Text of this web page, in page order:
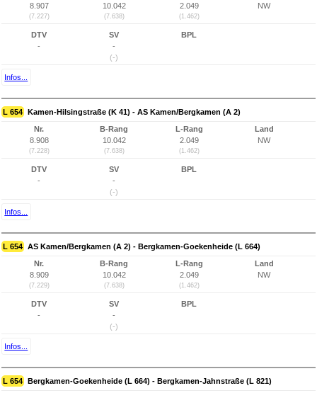
8.907
(7.227)
10.042
(7.638)
2.049
(1.462)
NW
DTV
-
SV
-
(-)
BPL
Infos...
L 654 Kamen-Hilsingstraße (K 41) - AS Kamen/Bergkamen (A 2)
Nr.
8.908
(7.228)
B-Rang
10.042
(7.638)
L-Rang
2.049
(1.462)
Land
NW
DTV
-
SV
-
(-)
BPL
Infos...
L 654 AS Kamen/Bergkamen (A 2) - Bergkamen-Goekenheide (L 664)
Nr.
8.909
(7.229)
B-Rang
10.042
(7.638)
L-Rang
2.049
(1.462)
Land
NW
DTV
-
SV
-
(-)
BPL
Infos...
L 654 Bergkamen-Goekenheide (L 664) - Bergkamen-Jahnstraße (L 821)